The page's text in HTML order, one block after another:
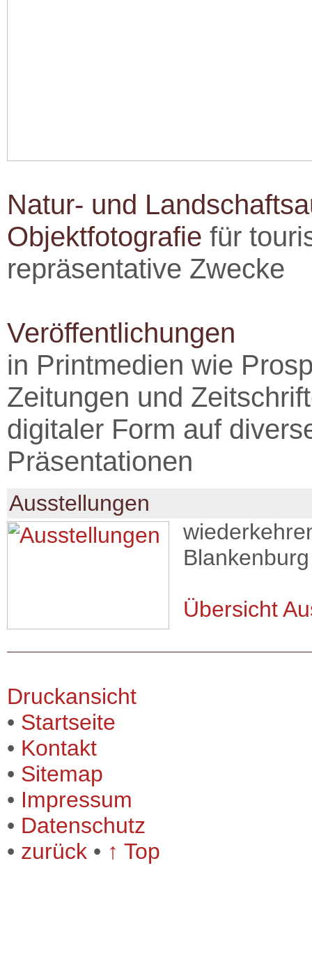
Natur- und
Objektfotografie für
repräsentative Zwecke
Veröffentlichungen
in Printmedien wie
Zeitungen und
digitaler Form auf
Präsentationen
Ausstellungen
Übersicht
Druckansicht
• Startseite
• Kontakt
• Sitemap
• Impressum
• Datenschutz
• zurück • ↑ Top